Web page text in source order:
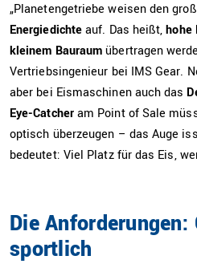
„Planetengetriebe weisen den
Energiedichteauf. Das heißt,hohe
kleinem Bauraumübertragen
Vertriebsingenieur bei IMS Gear.
aber bei Eismaschinen auch das
Eye-Catcheram Point of Sale
optisch überzeugen – das Auge
bedeutet: Viel Platz für das Eis,
Die Anforderungen:
sportlich